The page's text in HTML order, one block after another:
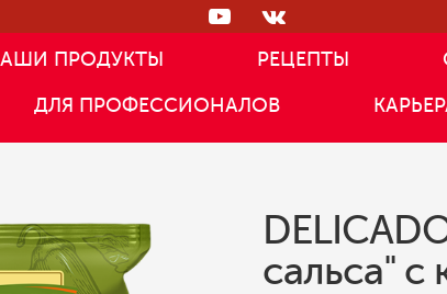
ПРОДУКТЫ РЕЦЕПТЫ
ДЛЯ ПРОФЕССИОНАЛОВ
сальса" с